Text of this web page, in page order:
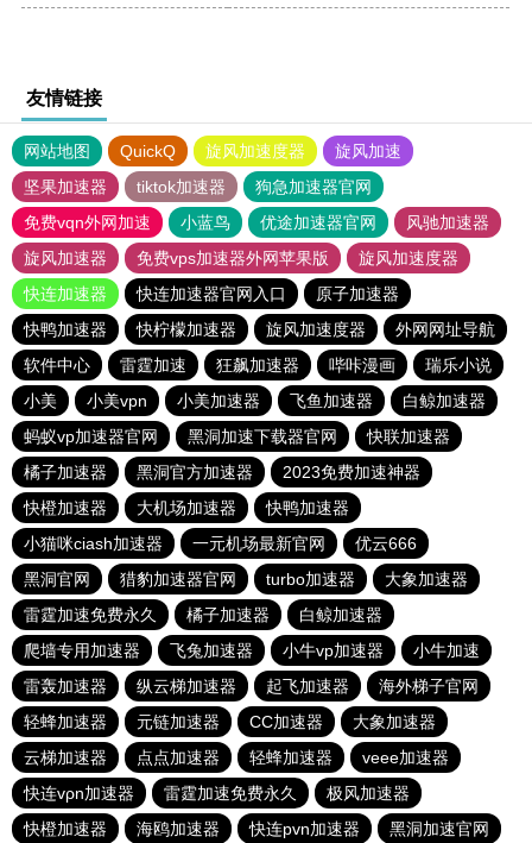
友情链接
网站地图 QuickQ 旋风加速度器
旋风加速
坚果加速器
tiktok加速器
狗急加速器官网
免费vqn外网加速
小蓝鸟 优途加速器官网
风驰加速器
旋风加速器
免费vps加速器外网苹果版
旋风加速度器
快连加速器
快连加速器官网入口
原子加速器
快鸭加速器
快柠檬加速器 旋风加速度器
外网网址导航
软件中心
雷霆加速 狂飙加速器 哔咔漫画
瑞乐小说
小美
小美vpn 小美加速器 飞鱼加速器
白鲸加速器
蚂蚁vp加速器官网
黑洞加速下载器官网
快联加速器
橘子加速器
黑洞官方加速器
2023免费加速神器
快橙加速器
大机场加速器
快鸭加速器
小猫咪ciash加速器
一元机场最新官网
优云666
黑洞官网
猎豹加速器官网 turbo加速器
大象加速器
雷霆加速免费永久
橘子加速器
白鲸加速器
爬墙专用加速器
飞兔加速器 小牛vp加速器
小牛加速
雷轰加速器
纵云梯加速器 起飞加速器
海外梯子官网
轻蜂加速器
元链加速器 CC加速器
大象加速器
云梯加速器
点点加速器 轻蜂加速器
veee加速器
快连vρn加速器
雷霆加速免费永久
极风加速器
快橙加速器
海鸥加速器 快连pvn加速器 黑洞加速官网